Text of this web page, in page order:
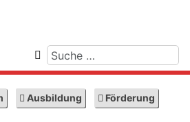
Ausbildung Förderung